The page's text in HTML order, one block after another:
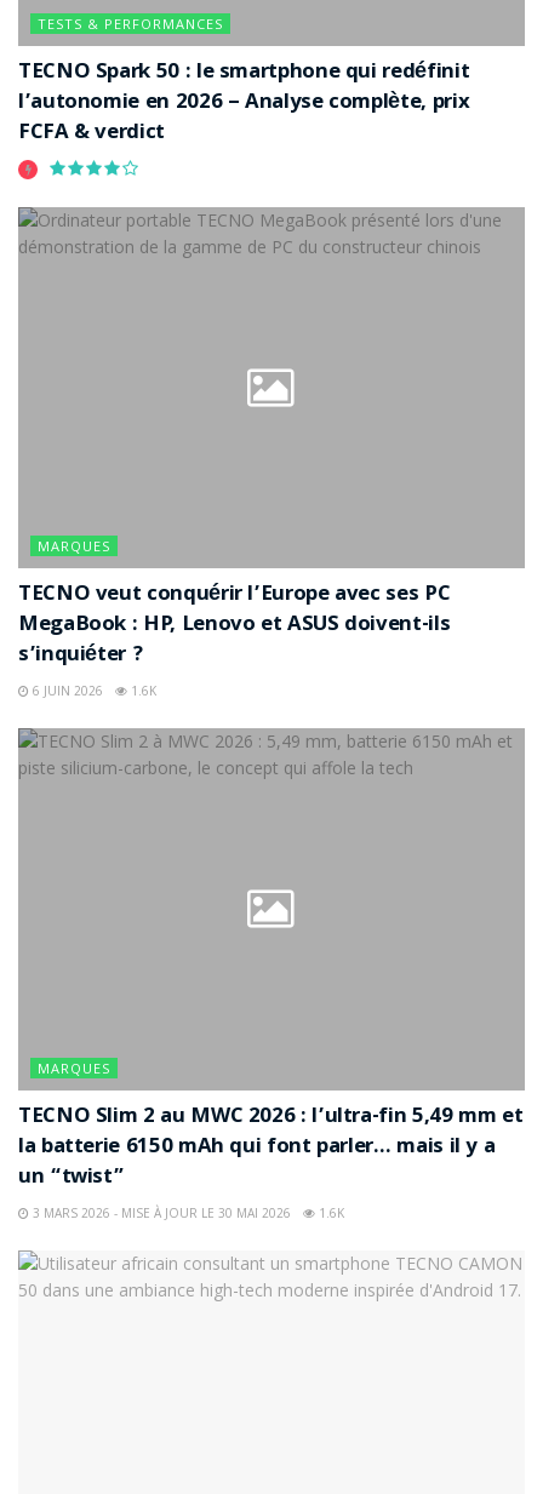
TESTS & PERFORMANCES
TECNO Spark 50 : le smartphone qui redéfinit
l’autonomie en 2026 – Analyse complète, prix
FCFA & verdict
MARQUES
TECNO veut conquérir l’Europe avec ses PC
MegaBook : HP, Lenovo et ASUS doivent-ils
s’inquiéter ?
6 JUIN 2026 1.6K
MARQUES
TECNO Slim 2 au MWC 2026 : l’ultra-fin 5,49 mm et
la batterie 6150 mAh qui font parler… mais il y a
un “twist”
3 MARS 2026 - MISE À JOUR LE 30 MAI 2026 1.6K